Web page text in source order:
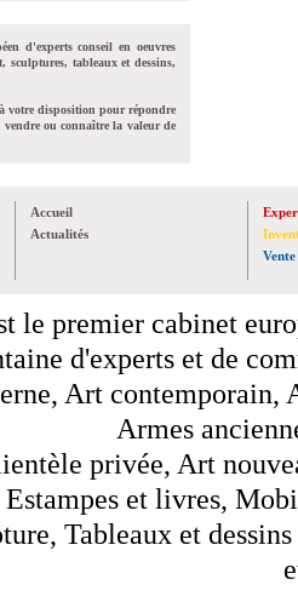
d'experts conseil en oeuvres
sculptures, tableaux et dessins,
votre disposition pour répondre
vendre ou connaître la valeur de
Accueil
Actualités
Vente
le premier cabinet
d'experts et de
Art contemporain,
Armes
privée, Art
Estampes et livres,
Tableaux et